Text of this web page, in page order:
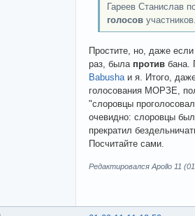
Гареев Станислав
голосов
Простите, но, даже
раз, была против бана.
Babusha и я. Итого,
голосования МОРЗЕ,
"слоровцы
очевидно: слоровцы
прекратил
Посчитайте сами.
Редактировался Apollo 11